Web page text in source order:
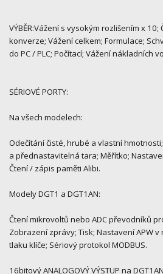
VÝBĚR:Vážení s vysokým rozlišením x
konverze; Vážení celkem; Formulace;
do PC / PLC; Počítací; Vážení nákladních
SÉRIOVÉ PORTY:
Na všech modelech:
Odečítání čisté, hrubé a vlastní
a přednastavitelná tara; Měřítko;
Čtení / zápis paměti Alibi.
Modely DGT1 a DGT1AN:
Čtení mikrovoltů nebo ADC převodníků
Zobrazení zprávy; Tisk; Nastavení APW v
tlaku klíče; Sériový protokol MODBUS.
16bitový ANALOGOVÝ VÝSTUP na